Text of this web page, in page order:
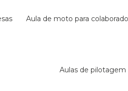
aula de moto para
aulas de